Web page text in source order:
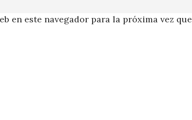
en este navegador para la próxima vez que